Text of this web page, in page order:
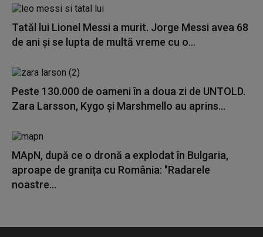
Tatăl lui Lionel Messi a murit. Jorge Messi avea 68
de ani și se lupta de multă vreme cu o...
Peste 130.000 de oameni în a doua zi de UNTOLD.
Zara Larsson, Kygo și Marshmello au aprins...
MApN, după ce o dronă a explodat în Bulgaria,
aproape de granița cu România: "Radarele
noastre...